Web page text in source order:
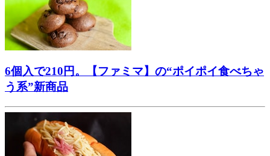
6個入で210円。【ファミマ】の“ポイポイ食べちゃ
う系”新商品